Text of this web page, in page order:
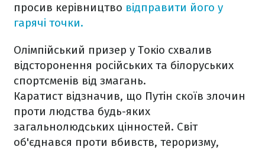
просив керівництво відправити його у
гарячі точки.
Олімпійський призер у Токіо схвалив
відсторонення російських та білоруських
спортсменів від змагань.
Каратист відзначив, що Путін скоїв злочин
проти людства будь-яких
загальнолюдських цінностей. Світ
об'єднався проти вбивств, тероризму,